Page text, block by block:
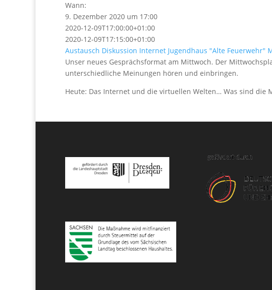
Wann:
9. Dezember 2020 um 17:00
2020-12-09T17:00:00+01:00
2020-12-09T17:15:00+01:00
Austausch Diskussion Internet Jugendhaus "Alte Feuerwehr"
Unser neues Gesprächsformat am Mittwoch. Der
unterschiedliche Meinungen hören und einbringen.
Heute: Das Internet und die virtuellen Welten… Was sind die